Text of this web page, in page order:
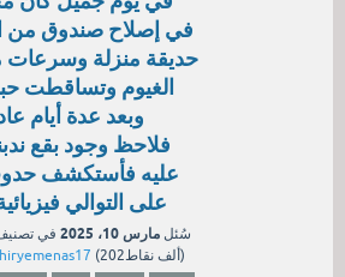
في إصلاح صندوق من
حديقة منزلة وسرعات
الغيوم وتساقطت
وبعد عدة أيام
فلاحظ وجود بقع
عليه فأستكشف
على التوالي
سُئل مارس 10، 2025 في
( 202ألفنقاط)